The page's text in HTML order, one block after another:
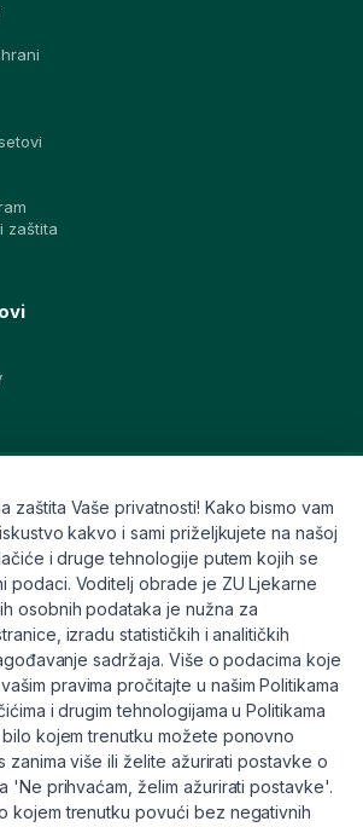
zaštita
pitanja?
zaštita Vaše privatnosti! Kako bismo vam
kakvo i sami priželjkujete na našoj
i druge tehnologije putem kojih se
podaci. Voditelj obrade je ZU Ljekarne
osobnih podataka je nužna za
izradu statističkih i analitičkih
sadržaja. Više o podacima koje
pravima pročitajte u našim Politikama
i drugim tehnologijama u Politikama
kojem trenutku možete ponovno
zanima više ili želite ažurirati postavke o
'Ne prihvaćam, želim ažurirati postavke'.
kojem trenutku povući bez negativnih